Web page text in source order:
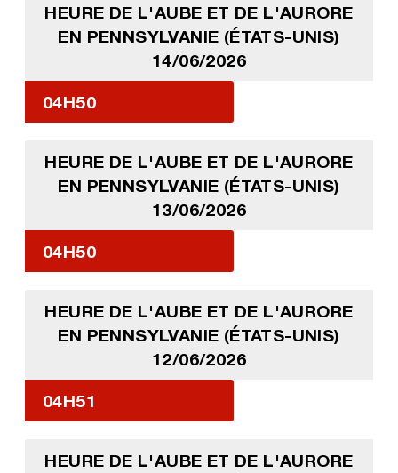
HEURE DE L'AUBE ET DE L'AURORE
EN PENNSYLVANIE (ÉTATS-UNIS)
14/06/2026
04H50
HEURE DE L'AUBE ET DE L'AURORE
EN PENNSYLVANIE (ÉTATS-UNIS)
13/06/2026
04H50
HEURE DE L'AUBE ET DE L'AURORE
EN PENNSYLVANIE (ÉTATS-UNIS)
12/06/2026
04H51
HEURE DE L'AUBE ET DE L'AURORE